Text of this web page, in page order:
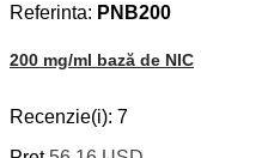
Referinta: PNB200
200 mg/ml bază de NIC
Recenzie(i): 7